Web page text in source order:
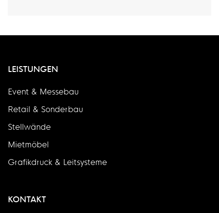
LEISTUNGEN
Event & Messebau
Retail & Sonderbau
Stellwände
Mietmöbel
Grafikdruck & Leitsysteme
KONTAKT